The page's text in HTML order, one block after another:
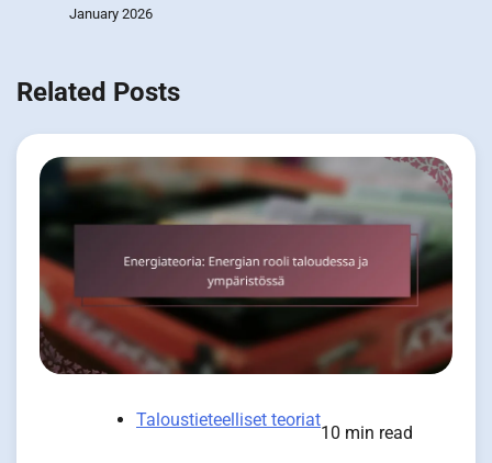
January 2026
Related Posts
Taloustieteelliset teoriat
10 min read